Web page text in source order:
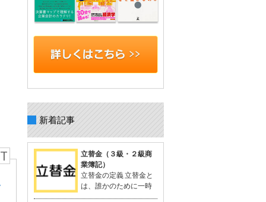
新着記事
立替金（３級・２級商
業簿記）
立替金の定義 立替金と
は、誰かのために一時
的に支払った代金で、